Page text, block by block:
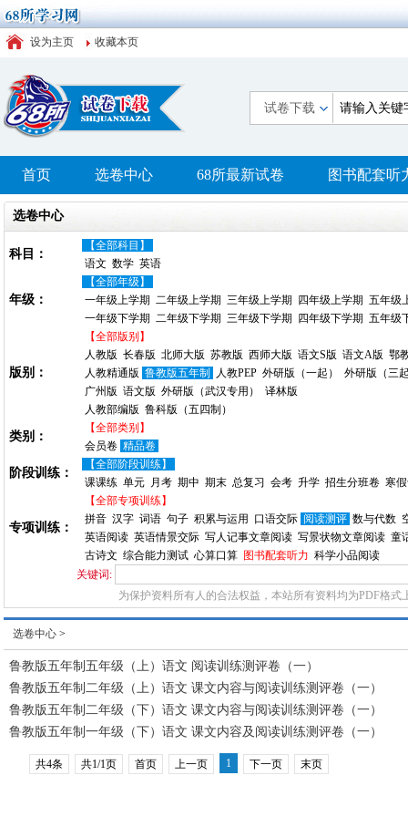
设为主页 收藏本页
试卷下载
首页 选卷中心 68所最新试卷 图书配套听
选卷中心
科目：
【全部科目】
语文 数学 英语
年级：
【全部年级】
一年级上学期 二年级上学期 三年级上学期 四年级上学期 五年级
一年级下学期 二年级下学期 三年级下学期 四年级下学期 五年级
版别：
【全部版别】
人教版 长春版 北师大版 苏教版 西师大版 语文S版 语文A版 鄂
人教精通版 鲁教版五年制 人教PEP 外研版（一起）
外研版（三
广州版 语文版 外研版（武汉专用）
译林版
人教部编版 鲁科版（五四制）
类别：
【全部类别】
会员卷 精品卷
阶段训练：
【全部阶段训练】
课课练 单元 月考 期中 期末 总复习 会考 升学 招生分班卷 寒
专项训练：
【全部专项训练】
拼音 汉字 词语 句子 积累与运用 口语交际 阅读测评 数与代数
英语阅读 英语情景交际 写人记事文章阅读 写景状物文章阅读 童
古诗文 综合能力测试 心算口算 图书配套听力 科学小品阅读
关键词:
为保护资料所有人的合法权益，本站所有资料均为PDF格式
选卷中心 >
鲁教版五年制五年级（上）语文 阅读训练测评卷（一）
鲁教版五年制二年级（上）语文 课文内容与阅读训练测评卷（一）
鲁教版五年制二年级（下）语文 课文内容与阅读训练测评卷（一）
鲁教版五年制一年级（下）语文 课文内容及阅读训练测评卷（一）
共4条 共1/1页 首页 上一页 1 下一页 末页